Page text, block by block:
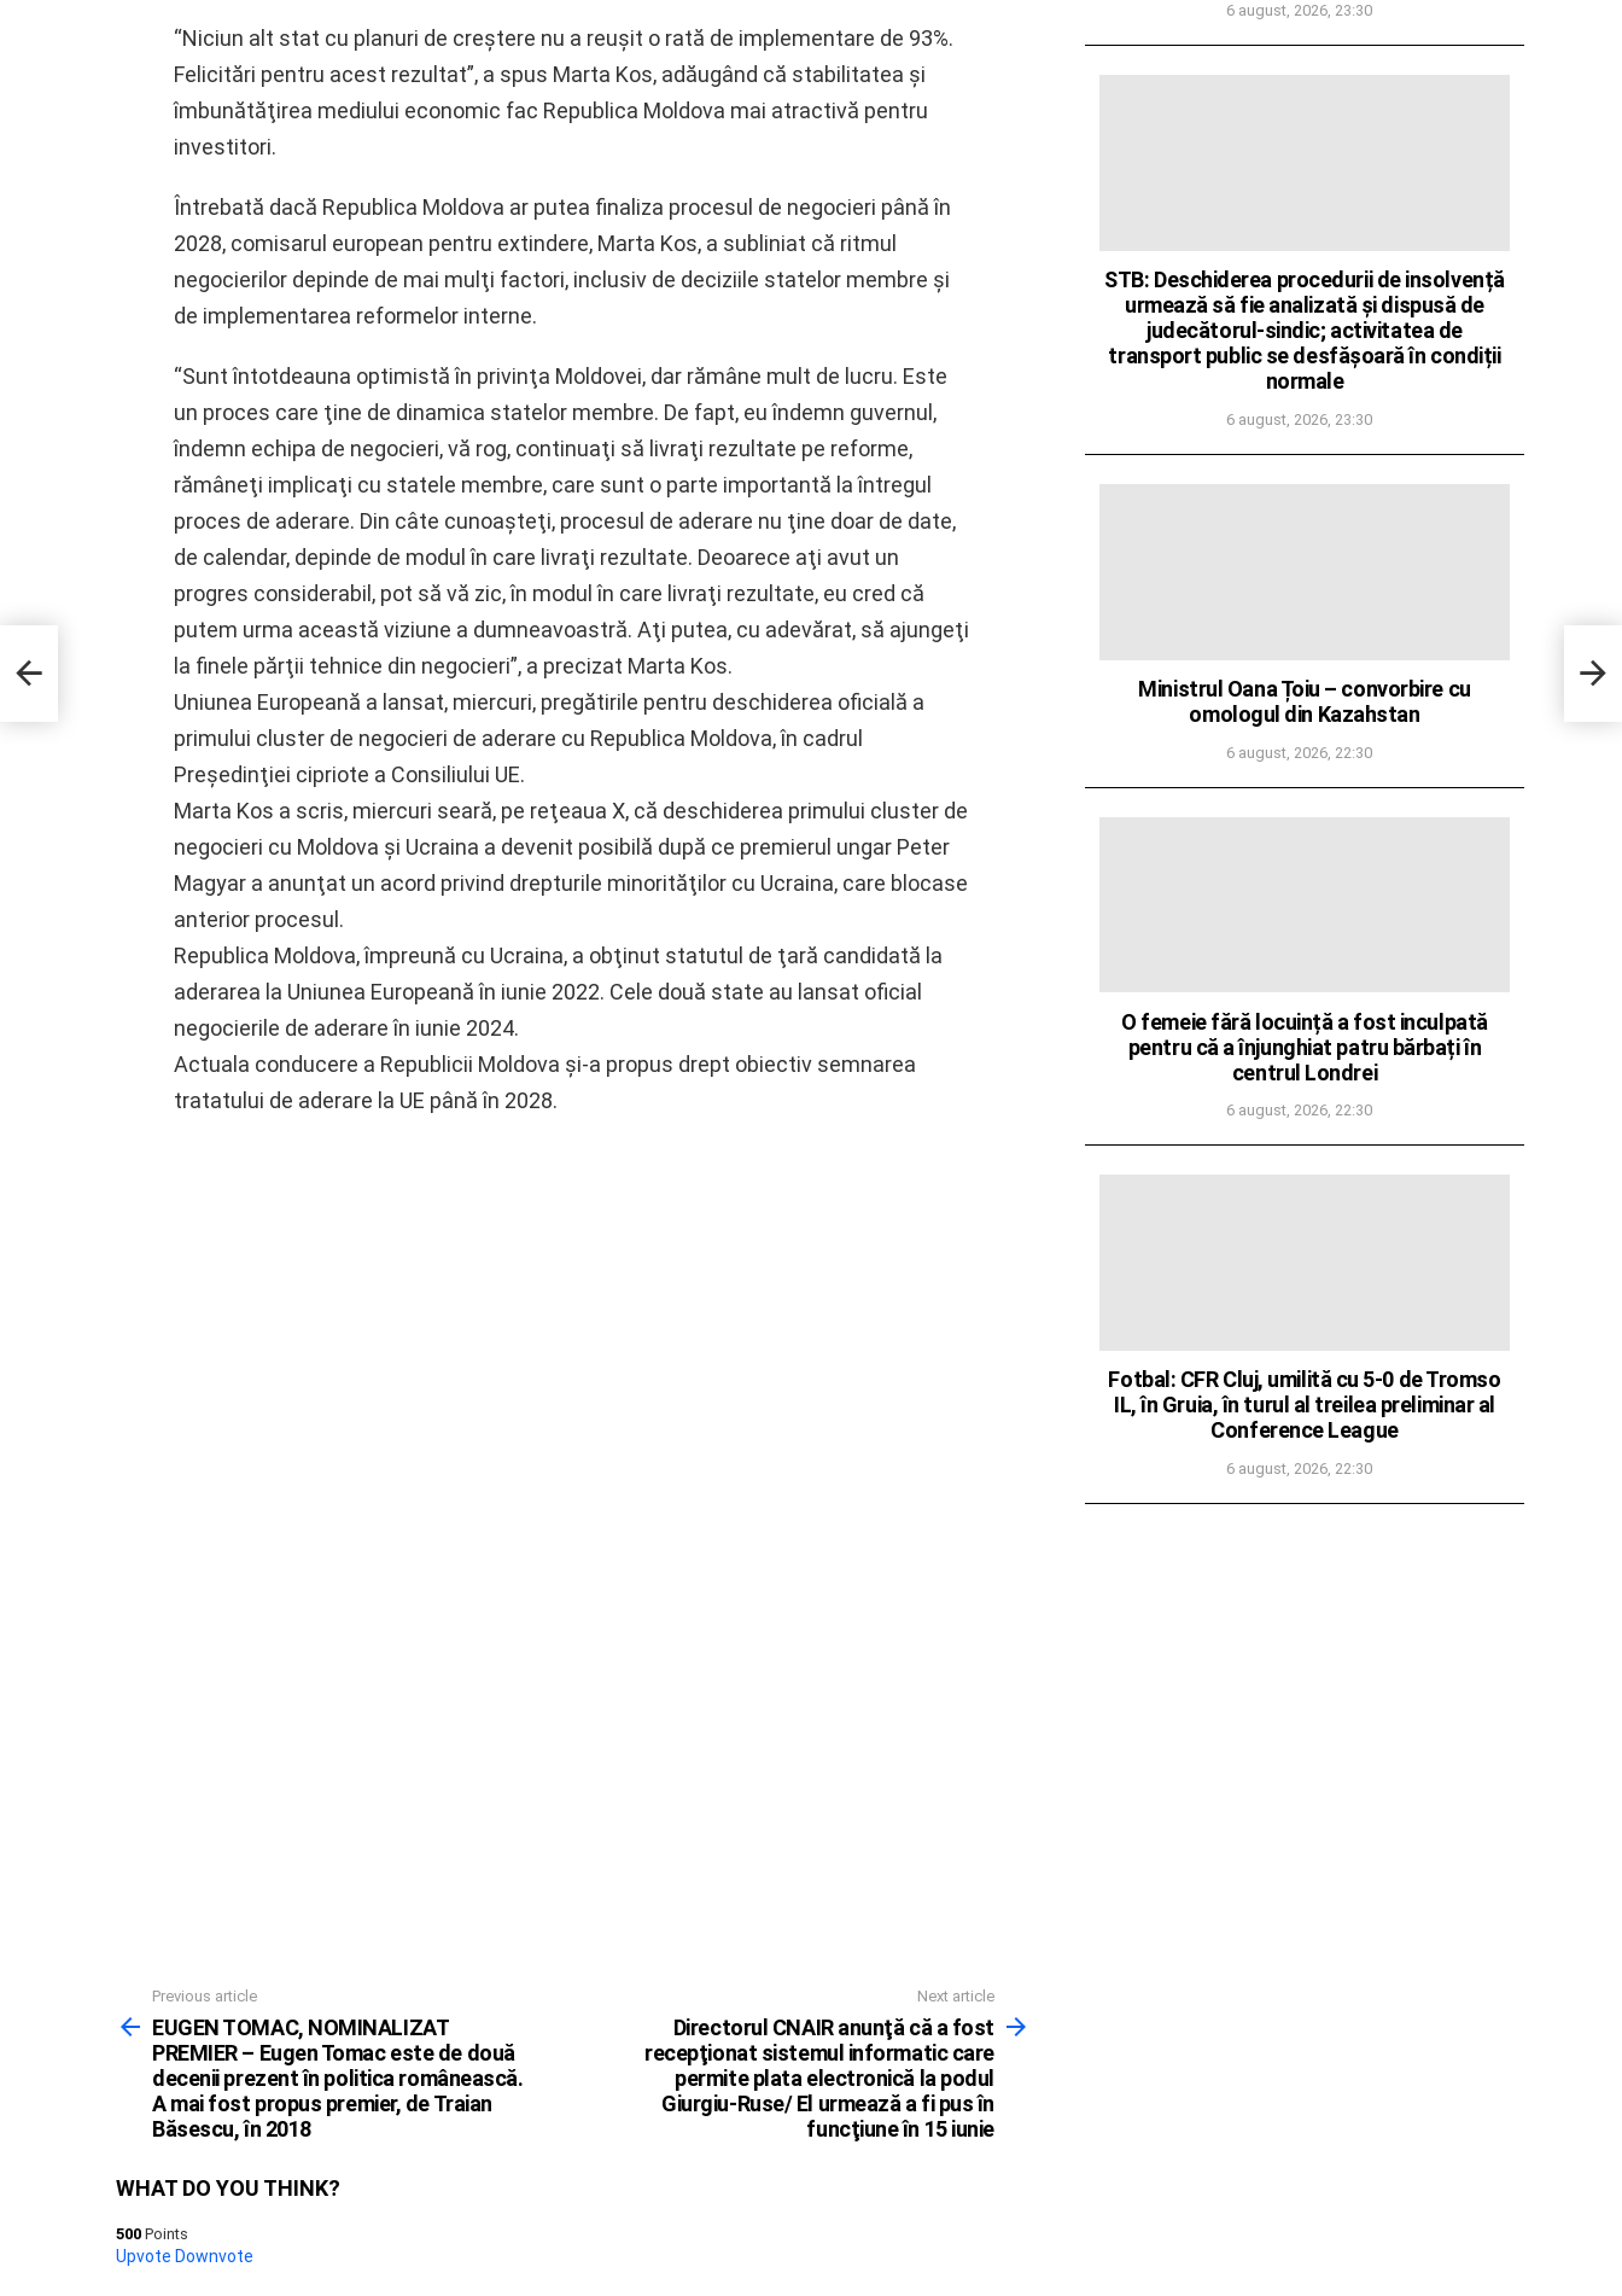
“Niciun alt stat cu planuri de creştere nu a reuşit o rată de implementare de 93%.
Felicitări pentru acest rezultat”, a spus Marta Kos, adăugând că stabilitatea şi
îmbunătăţirea mediului economic fac Republica Moldova mai atractivă pentru
investitori.
Întrebată dacă Republica Moldova ar putea finaliza procesul de negocieri până în
2028, comisarul european pentru extindere, Marta Kos, a subliniat că ritmul
negocierilor depinde de mai mulţi factori, inclusiv de deciziile statelor membre şi
de implementarea reformelor interne.
“Sunt întotdeauna optimistă în privinţa Moldovei, dar rămâne mult de lucru. Este
un proces care ţine de dinamica statelor membre. De fapt, eu îndemn guvernul,
îndemn echipa de negocieri, vă rog, continuaţi să livraţi rezultate pe reforme,
rămâneţi implicaţi cu statele membre, care sunt o parte importantă la întregul
proces de aderare. Din câte cunoaşteţi, procesul de aderare nu ţine doar de date,
de calendar, depinde de modul în care livraţi rezultate. Deoarece aţi avut un
progres considerabil, pot să vă zic, în modul în care livraţi rezultate, eu cred că
putem urma această viziune a dumneavoastră. Aţi putea, cu adevărat, să ajungeţi
la finele părţii tehnice din negocieri”, a precizat Marta Kos.
Uniunea Europeană a lansat, miercuri, pregătirile pentru deschiderea oficială a
primului cluster de negocieri de aderare cu Republica Moldova, în cadrul
Preşedinţiei cipriote a Consiliului UE.
Marta Kos a scris, miercuri seară, pe reţeaua X, că deschiderea primului cluster de
negocieri cu Moldova şi Ucraina a devenit posibilă după ce premierul ungar Peter
Magyar a anunţat un acord privind drepturile minorităţilor cu Ucraina, care blocase
anterior procesul.
Republica Moldova, împreună cu Ucraina, a obţinut statutul de ţară candidată la
aderarea la Uniunea Europeană în iunie 2022. Cele două state au lansat oficial
negocierile de aderare în iunie 2024.
Actuala conducere a Republicii Moldova şi-a propus drept obiectiv semnarea
tratatului de aderare la UE până în 2028.
more
Previous article
EUGEN TOMAC, NOMINALIZAT
PREMIER – Eugen Tomac este de două
decenii prezent în politica românească.
A mai fost propus premier, de Traian
Băsescu, în 2018
Next article
Directorul CNAIR anunţă că a fost
recepţionat sistemul informatic care
permite plata electronică la podul
Giurgiu-Ruse/ El urmează a fi pus în
funcţiune în 15 iunie
WHAT DO YOU THINK?
500 Points
Upvote Downvote
15
6 august, 2026, 23:30
STB: Deschiderea procedurii de insolvență
urmează să fie analizată și dispusă de
judecătorul-sindic; activitatea de
transport public se desfășoară în condiții
normale
6 august, 2026, 23:30
Ministrul Oana Țoiu – convorbire cu
omologul din Kazahstan
6 august, 2026, 22:30
O femeie fără locuință a fost inculpată
pentru că a înjunghiat patru bărbați în
centrul Londrei
6 august, 2026, 22:30
Fotbal: CFR Cluj, umilită cu 5-0 de Tromso
IL, în Gruia, în turul al treilea preliminar al
Conference League
6 august, 2026, 22:30